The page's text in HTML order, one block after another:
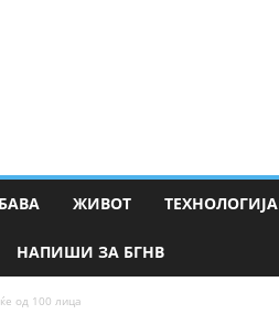
ЖИВОТ ТЕХНОЛОГИЈА
НАПИШИ ЗА БГНВ
од 100 лица